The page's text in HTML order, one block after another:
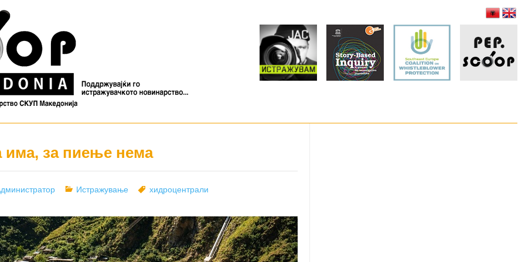
има, за пиење нема
Categories
Истражување Tags
хидроцентрали